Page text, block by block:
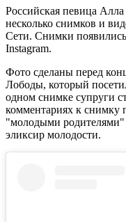
Российская певица Алла
несколько снимков и
Сети. Снимки
Instagram.
Фото сделаны перед
Лободы, который
одном снимке супруги
комментариях к снимку
"молодыми родителями"
эликсир молодости.